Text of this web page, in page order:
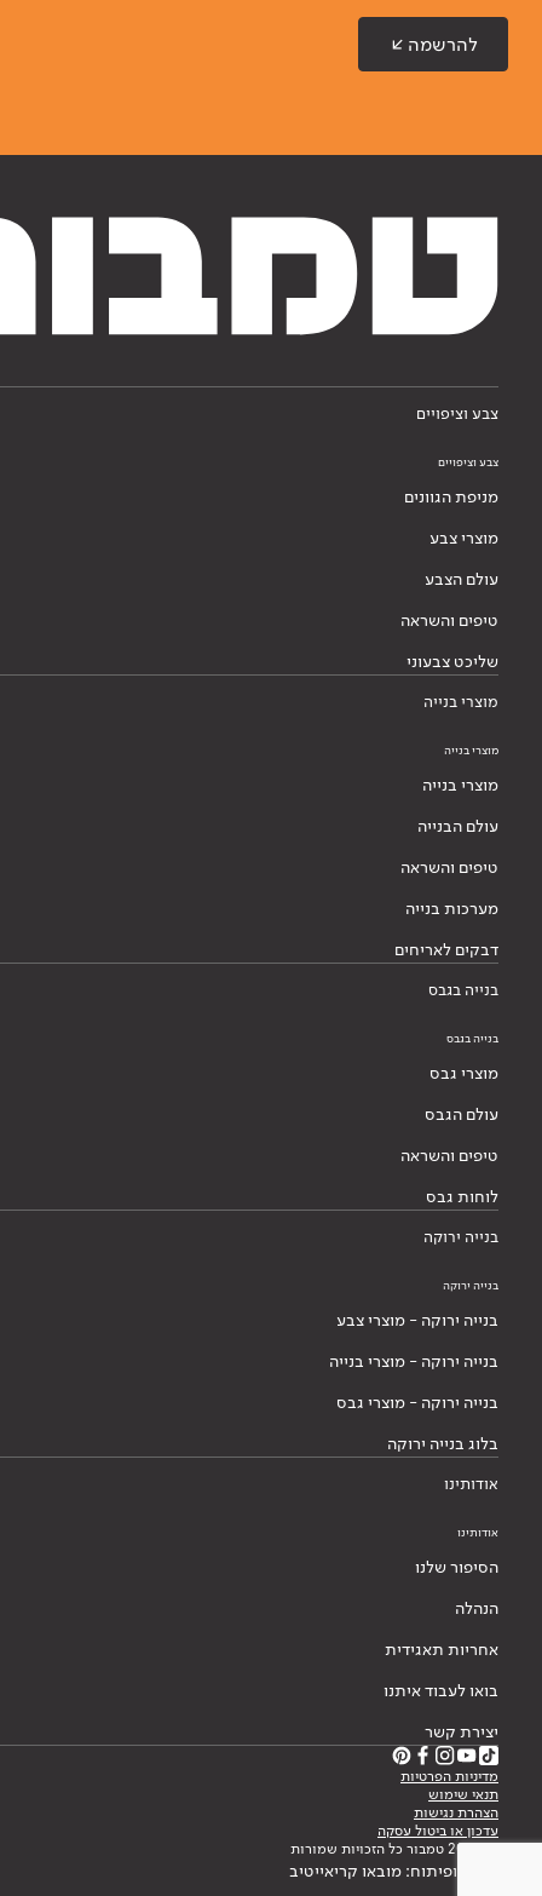
להרשמה
צבע וציפויים
צבע וציפויים
מניפת הגוונים
מוצרי צבע
עולם הצבע
טיפים והשראה
שליכט צבעוני
מוצרי בנייה
מוצרי בנייה
מוצרי בנייה
עולם הבנייה
טיפים והשראה
מערכות בנייה
דבקים לאריחים
בנייה בגבס
בנייה בגבס
מוצרי גבס
עולם הגבס
טיפים והשראה
לוחות גבס
בנייה ירוקה
בנייה ירוקה
בנייה ירוקה - מוצרי צבע
בנייה ירוקה - מוצרי בנייה
בנייה ירוקה - מוצרי גבס
בלוג בנייה ירוקה
אודותינו
אודותינו
הסיפור שלנו
הנהלה
אחריות תאגידית
בואו לעבוד איתנו
יצירת קשר
מדיניות הפרטיות
תנאי שימוש
הצהרת נגישות
עדכון או ביטול עסקה
© 2026 טמבור כל הזכויות שמורות
עיצוב ופיתוח: מובאו קריאייטיב